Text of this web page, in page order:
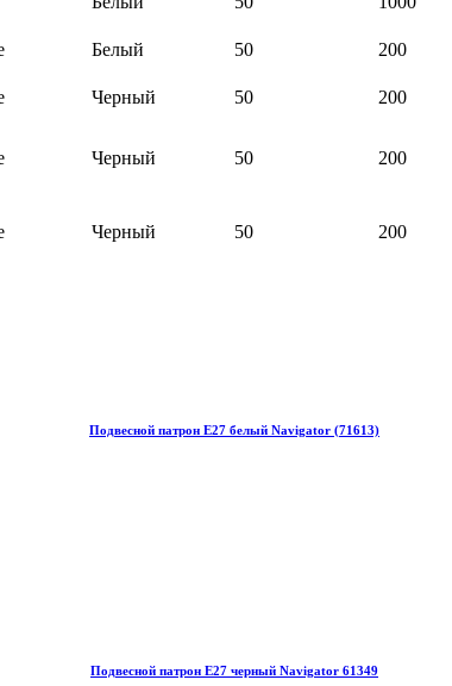
Белый 50 200
Черный 50 200
Черный 50 200
Черный 50 200
Подвесной патрон Е27 белый Navigator (71613)
Подвесной патрон Е27 черный Navigator 61349